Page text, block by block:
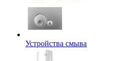
Устройства смыва